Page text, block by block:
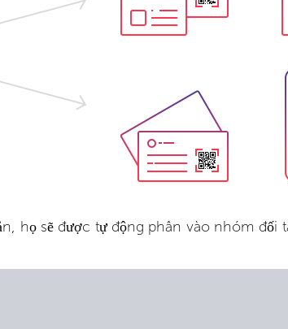
họ sẽ được tự động phân vào nhóm đối